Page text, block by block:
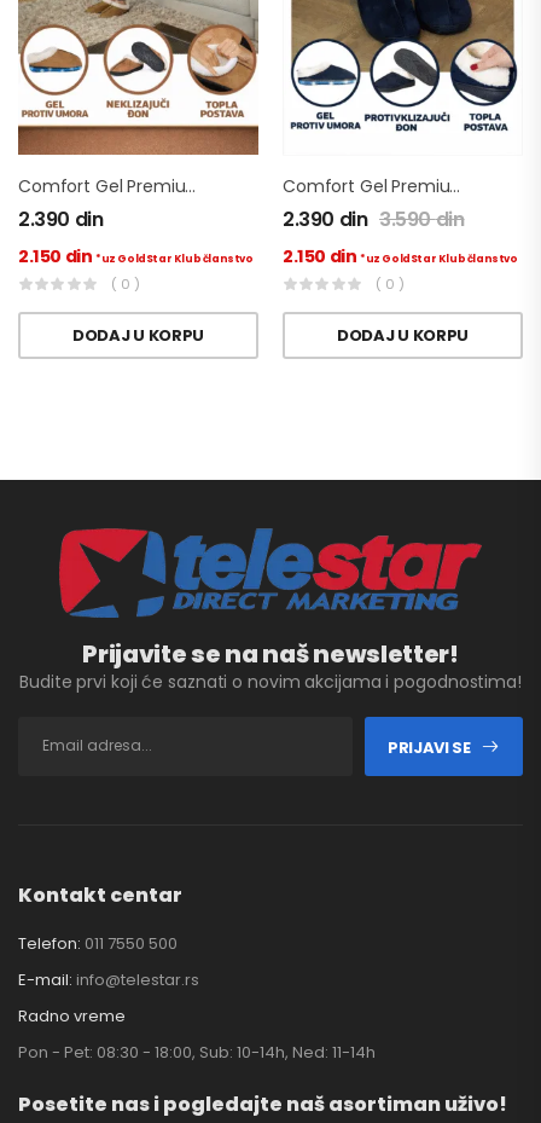
Comfort Gel Premium Brown- Papuce
2.390 din
2.150 din *uz GoldStar Klub članstvo
( 0 )
DODAJ U KORPU
Comfort Gel Premium Blue- Papuce
2.390 din 3.590din
2.150 din *uz GoldStar Klub članstvo
( 0 )
DODAJ U KORPU
Prijavite se na naš newsletter!
Budite prvi koji će saznati o novim akcijama i pogodnostima!
PRIJAVI SE
Kontakt centar
Telefon: 011 7550 500
E-mail: info@telestar.rs
Radno vreme
Pon - Pet: 08:30 - 18:00, Sub: 10-14h, Ned: 11-14h
Posetite nas i pogledajte naš asortiman uživo!